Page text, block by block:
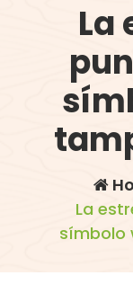
La
La
símbolo